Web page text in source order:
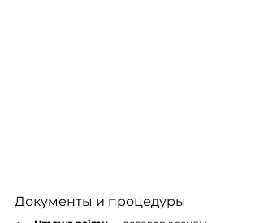
Документы и процедуры